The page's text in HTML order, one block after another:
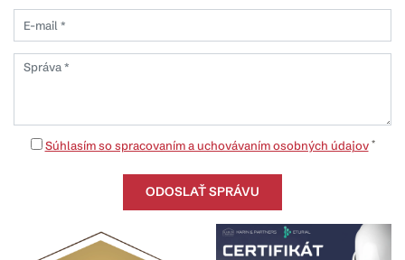
Súhlasím so spracovaním a uchovávaním osobných údajov *